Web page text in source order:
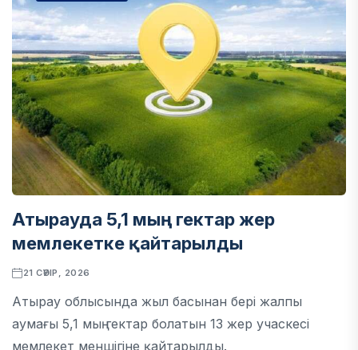
Атырауда 5,1 мың гектар жер
мемлекетке қайтарылды
21 СӘУІР, 2026
Атырау облысында жыл басынан бері жалпы
аумағы 5,1 мың гектар болатын 13 жер учаскесі
мемлекет меншігіне қайтарылды.